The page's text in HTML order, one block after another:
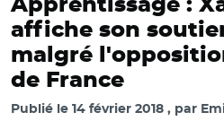
Apprentissage :
affiche son
malgré
de France
Publié le 14 février 2018 par